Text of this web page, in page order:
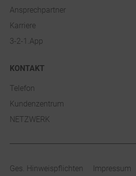
Ansprechpartner
Karriere
3-2-1.App
KONTAKT
Telefon
Kundenzentrum
NETZWERK
Ges. Hinweispflichten Impressum